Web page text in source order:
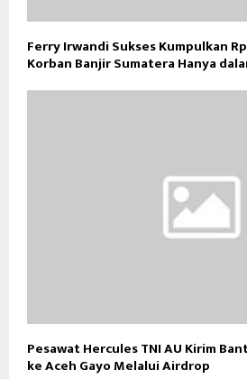
Ferry Irwandi Sukses Kumpulkan
Korban Banjir Sumatera Hanya
Pesawat Hercules TNI AU Kirim
ke Aceh Gayo Melalui Airdrop